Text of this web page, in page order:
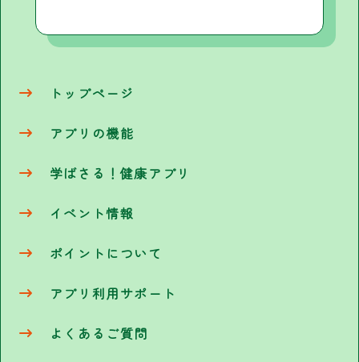
トップページ
アプリの機能
学ばさる！健康アプリ
イベント情報
ポイントについて
アプリ利用サポート
よくあるご質問